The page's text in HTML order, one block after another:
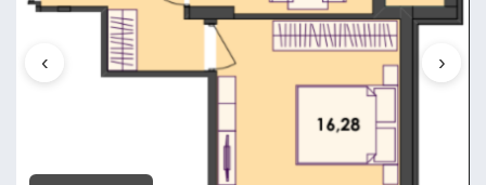
‹ ›